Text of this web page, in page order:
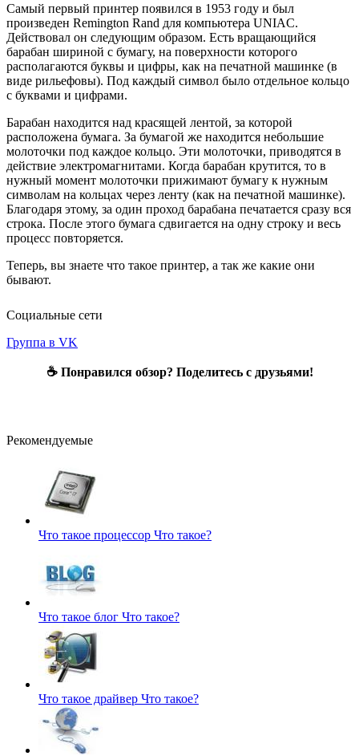
Самый первый принтер появился в 1953 году и был
произведен Remington Rand для компьютера UNIAC.
Действовал он следующим образом. Есть вращающийся
барабан шириной с бумагу, на поверхности которого
располагаются буквы и цифры, как на печатной машинке (в
виде рильефовы). Под каждый символ было отдельное кольцо
с буквами и цифрами.
Барабан находится над красящей лентой, за которой
расположена бумага. За бумагой же находится небольшие
молоточки под каждое кольцо. Эти молоточки, приводятся в
действие электромагнитами. Когда барабан крутится, то в
нужный момент молоточки прижимают бумагу к нужным
символам на кольцах через ленту (как на печатной машинке).
Благодаря этому, за один проход барабана печатается сразу вся
строка. После этого бумага сдвигается на одну строку и весь
процесс повторяется.
Теперь, вы знаете что такое принтер, а так же какие они
бывают.
Социальные сети
Группа в VK
☕ Понравился обзор? Поделитесь с друзьями!
Рекомендуемые
Что такое процессор Что такое?
Что такое блог Что такое?
Что такое драйвер Что такое?